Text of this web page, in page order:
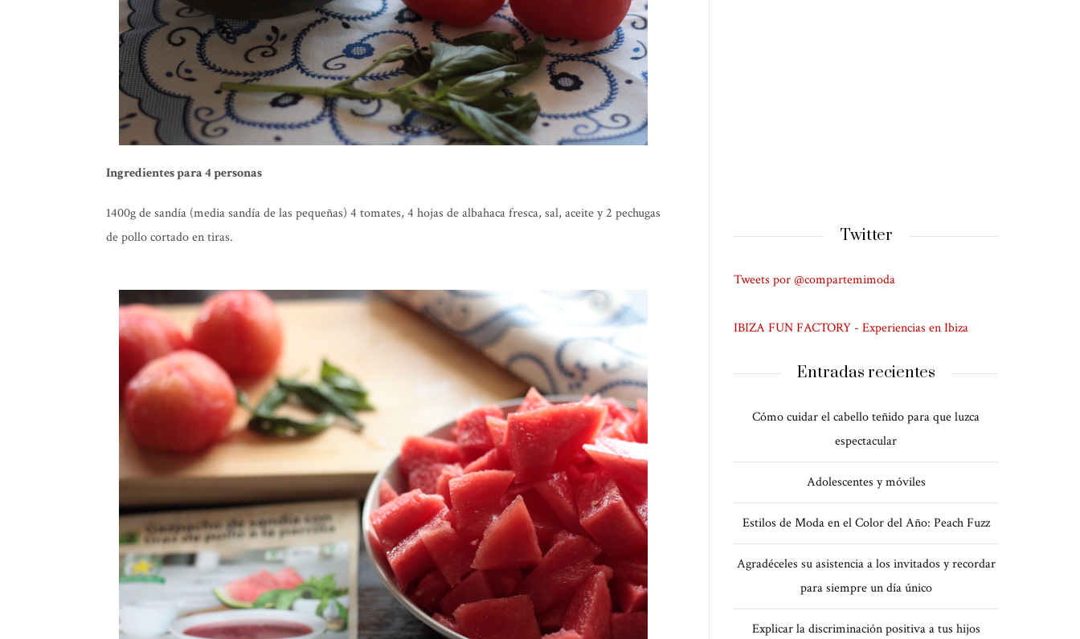
Ingredientes para 4 personas
1400g de sandía (media sandía de las pequeñas) 4 tomates, 4 hojas de albahaca fresca, sal, aceite y 2 pechugas
de pollo cortado en tiras.
Twitter
Tweets por @compartemimoda
IBIZA FUN FACTORY - Experiencias en Ibiza
Entradas recientes
Cómo cuidar el cabello teñido para que luzca
espectacular
Adolescentes y móviles
Estilos de Moda en el Color del Año: Peach Fuzz
Agradéceles su asistencia a los invitados y recordar
para siempre un día único
Explicar la discriminación positiva a tus hijos